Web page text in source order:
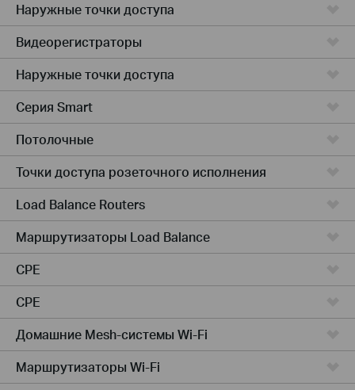
Наружные точки доступа
Видеорегистраторы
Наружные точки доступа
Серия Smart
Потолочные
Точки доступа розеточного исполнения
Load Balance Routers
Маршрутизаторы Load Balance
CPE
CPE
Домашние Mesh-системы Wi-Fi
Маршрутизаторы Wi-Fi